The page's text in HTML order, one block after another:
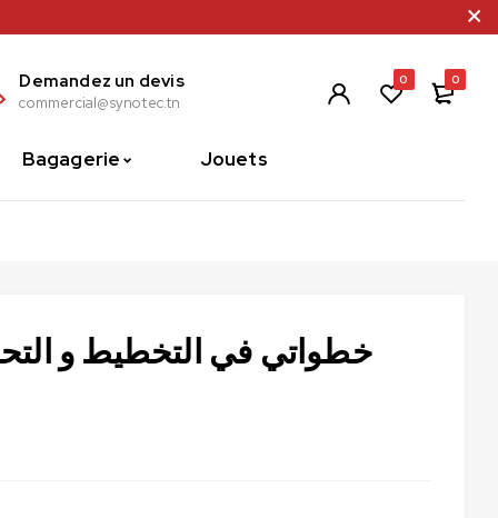
Demandez un devis
commercial@synotec.tn
0 0
Bagagerie Jouets